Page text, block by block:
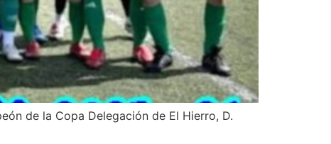
de la Copa Delegación de El Hierro, D.